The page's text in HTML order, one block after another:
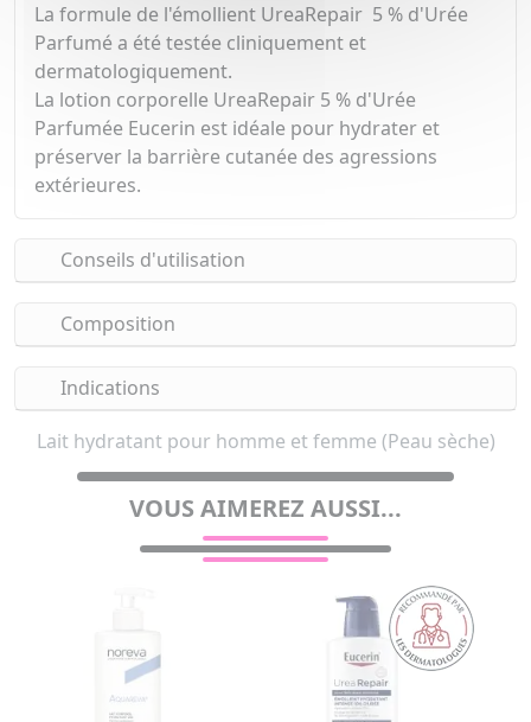
La formule de l'émollient UreaRepair 5 % d'Urée
Parfumé a été testée cliniquement et
dermatologiquement.
La lotion corporelle UreaRepair 5 % d'Urée
Parfumée Eucerin est idéale pour hydrater et
préserver la barrière cutanée des agressions
extérieures.
Conseils d'utilisation
Composition
Indications
Lait hydratant pour homme et femme (Peau sèche)
VOUS AIMEREZ AUSSI...